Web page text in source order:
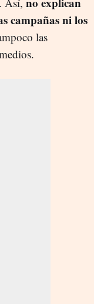
campañas ni los
las